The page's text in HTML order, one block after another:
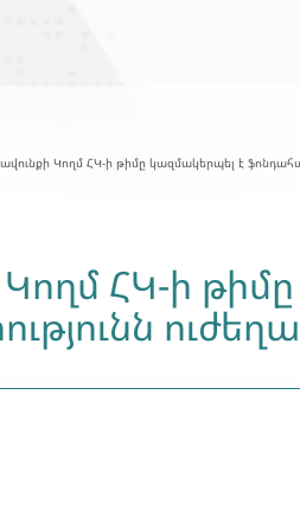
Կողմ ՀԿ-ի թիմը կազմակերպել է
ՀԿ-ի